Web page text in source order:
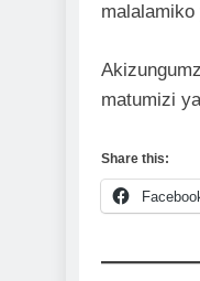
matumizi
Share this: